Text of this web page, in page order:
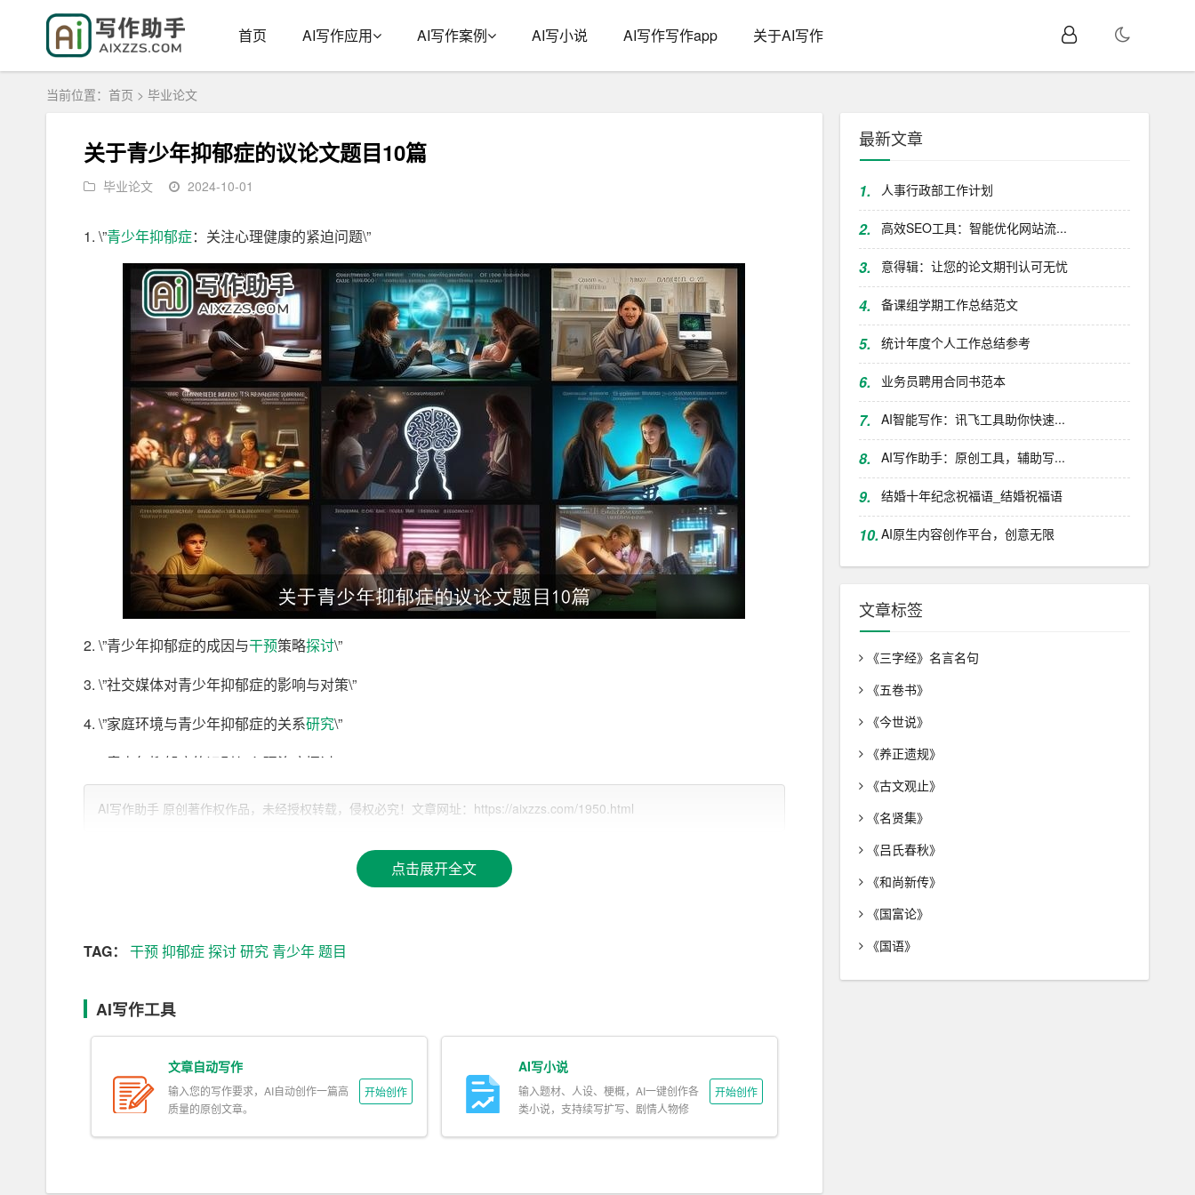
首页 AI写作应用 AI写作案例 AI写小说 AI写作写作app 关于AI写作
当前位置： 首页 > 毕业论文
关于青少年抑郁症的议论文题目10篇
毕业论文 2024-10-01
1. \”青少年抑郁症：关注心理健康的紧迫问题\”
2. \”青少年抑郁症的成因与干预策略探讨\”
3. \”社交媒体对青少年抑郁症的影响与对策\”
4. \”家庭环境与青少年抑郁症的关系研究\”
5. \”青少年抑郁症的识别与心理治疗探讨\”
6. \”学业压力与青少年抑郁症的关联性分析\”
10. \”青少年抑郁症与社会支持系统的构建\”
以上是关于青少年抑郁症的议论文
希望这些题目能够为您提供一些启示和帮助。
AI写作助手 原创著作权作品，未经授权转载，侵权必究！文章网址：https://aixzzs.com/1950.html
点击展开全文
TAG： 干预抑郁症探讨研究 青少年题目
AI写作工具
文章自动写作
输入您的写作要求，AI自动创作一篇高
质量的原创文章。
开始创作
AI写小说
输入题材、人设、梗概，AI一键创作各
类小说，支持续写扩写、剧情人物修
开始创作
最新文章
1. 人事行政部工作计划
2. 高效SEO工具：智能优化网站流...
3. 意得辑：让您的论文期刊认可无忧
4. 备课组学期工作总结范文
5. 统计年度个人工作总结参考
6. 业务员聘用合同书范本
7. AI智能写作：讯飞工具助你快速...
8. AI写作助手：原创工具，辅助写...
9. 结婚十年纪念祝福语_结婚祝福语
10.AI原生内容创作平台，创意无限
文章标签
《三字经》名言名句
《五卷书》
《今世说》
《养正遗规》
《古文观止》
《名贤集》
《吕氏春秋》
《和尚新传》
《国富论》
《国语》